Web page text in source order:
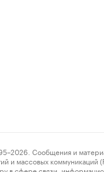
Сообщения и
и массовых